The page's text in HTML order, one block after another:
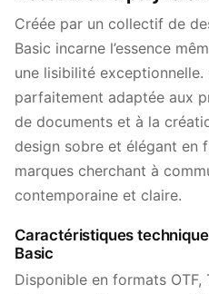
Créée par un collectif de
Basic incarne l’essence
une lisibilité
parfaitement adaptée aux
de documents et à la
design sobre et élégant en
marques cherchant à
contemporaine et claire.
Caractéristiques
Basic
Disponible en formats OTF,